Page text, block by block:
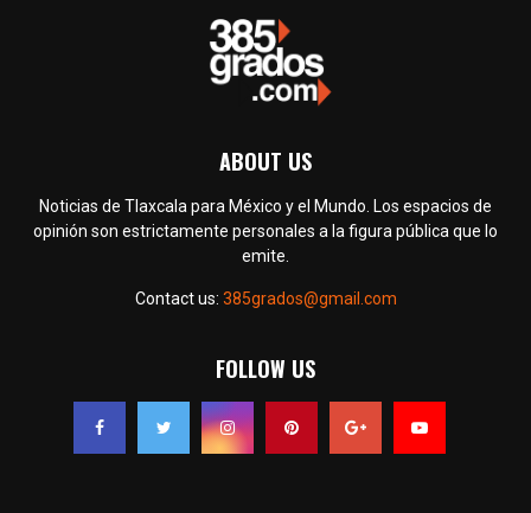
ABOUT US
Noticias de Tlaxcala para México y el Mundo. Los espacios de
opinión son estrictamente personales a la figura pública que lo
emite.
Contact us: 385grados@gmail.com
FOLLOW US